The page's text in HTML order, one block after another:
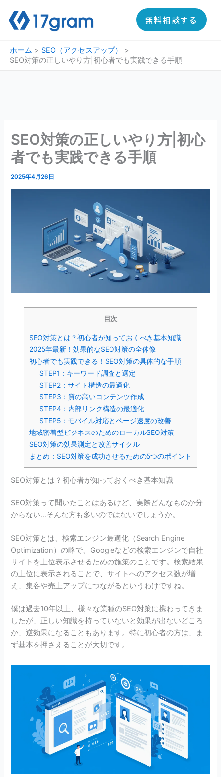
無料相談する
ホーム
SEO（アクセスアップ）
SEO対策の正しいやり方|初心者でも実践できる手順
SEO対策の正しいやり方|初心
者でも実践できる手順
2025年4月26日
目次
SEO対策とは？初心者が知っておくべき基本知識
2025年最新！効果的なSEO対策の全体像
初心者でも実践できる！SEO対策の具体的な手順
STEP1：キーワード調査と選定
STEP2：サイト構造の最適化
STEP3：質の高いコンテンツ作成
STEP4：内部リンク構造の最適化
STEP5：モバイル対応とページ速度の改善
地域密着型ビジネスのためのローカルSEO対策
SEO対策の効果測定と改善サイクル
まとめ：SEO対策を成功させるための5つのポイント
SEO対策とは？初心者が知っておくべき基本知識
SEO対策って聞いたことはあるけど、実際どんなものか分
からない…そんな方も多いのではないでしょうか。
SEO対策とは、検索エンジン最適化（Search Engine
Optimization）の略で、Googleなどの検索エンジンで自社
サイトを上位表示させるための施策のことです。検索結果
の上位に表示されることで、サイトへのアクセス数が増
え、集客や売上アップにつながるというわけですね。
僕は過去10年以上、様々な業種のSEO対策に携わってきま
したが、正しい知識を持っていないと効果が出ないどころ
か、逆効果になることもあります。特に初心者の方は、ま
ず基本を押さえることが大切です。